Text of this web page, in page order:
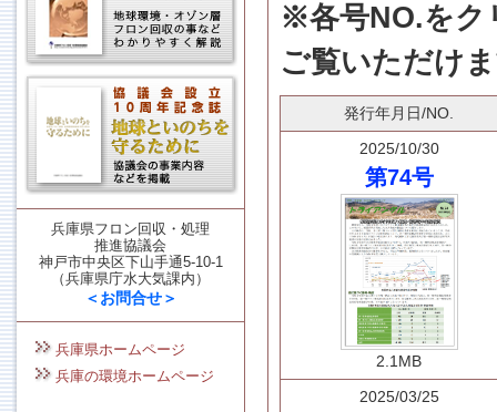
兵庫県フロン回収・処理
推進協議会
神戸市中央区下山手通5-10-1
（兵庫県庁水大気課内）
＜お問合せ＞
兵庫県ホームページ
兵庫の環境ホームページ
※各号NO.をク
ご覧いただけ
発行年月日/NO.
2025/10/30
第74号
2.1MB
2025/03/25